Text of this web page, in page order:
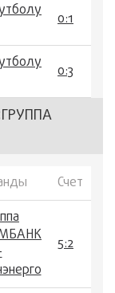
0:1
0:3
Счет
5:2